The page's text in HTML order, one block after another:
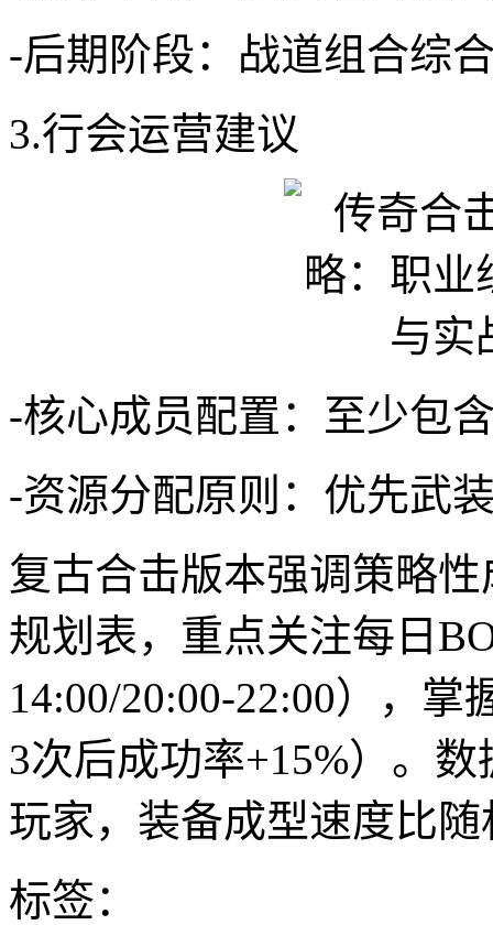
-后期阶段：战道组合综
3.行会运营建议
-核心成员配置：至少包
-资源分配原则：优先武
复古合击版本强调策略
规划表，重点关注每日
14:00/20:00-22:00），
3次后成功率+15%）。
玩家，装备成型速度比
标签：